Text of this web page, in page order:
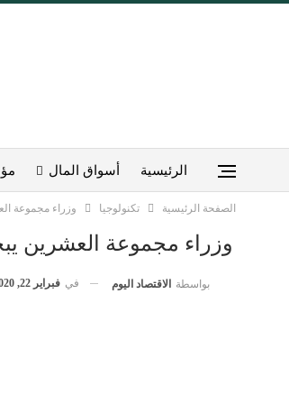
الرئيسية أسواق المال
الصفحة الرئيسية تكنولوجيا وزراء مجموعة
وزراء مجموعة العشرين
بواسطة الاقتصاد اليوم في فبراير 22, 2020